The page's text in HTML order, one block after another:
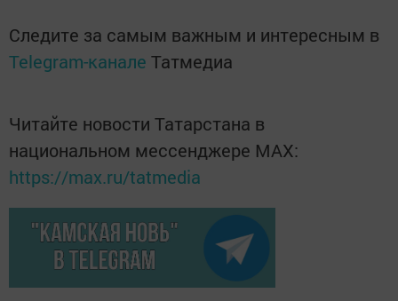
Следите за самым важным и интересным в
Telegram-канале Татмедиа
Читайте новости Татарстана в
национальном мессенджере MАХ:
https://max.ru/tatmedia